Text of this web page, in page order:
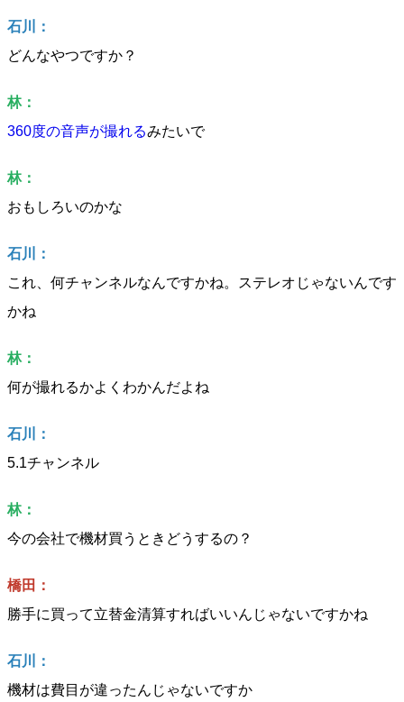
石川：
どんなやつですか？
林：
360度の音声が撮れるみたいで
林：
おもしろいのかな
石川：
これ、何チャンネルなんですかね。ステレオじゃないんです
かね
林：
何が撮れるかよくわかんだよね
石川：
5.1チャンネル
林：
今の会社で機材買うときどうするの？
橋田：
勝手に買って立替金清算すればいいんじゃないですかね
石川：
機材は費目が違ったんじゃないですか